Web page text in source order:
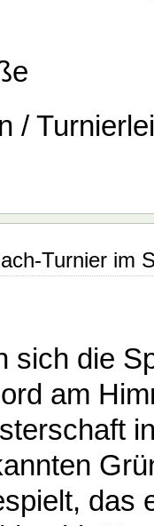
/
Turnier im
sich die
am
das